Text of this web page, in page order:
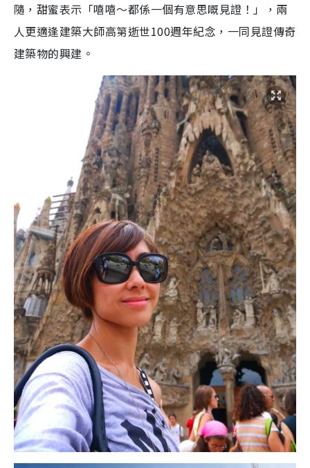
隨，甜蜜表示「嘻嘻～都係一個有意思嘅見證！」，兩
人更適逢建築大師高第逝世100週年紀念，一同見證傳奇
建築物的興建。